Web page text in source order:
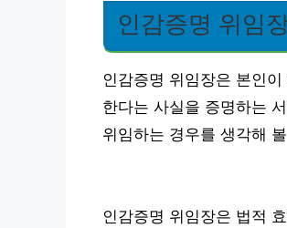
인감증명 위임
인감증명 위임장은 본인
한다는 사실을 증명하는
위임하는 경우를 생각해
인감증명 위임장은 법적